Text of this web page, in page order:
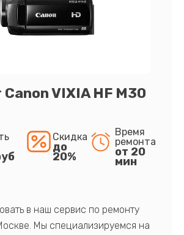
VIXIA HF M30
Скидка
до
20%
Время
ремонта
от 20
мин
в наш сервис по ремонту
Мы специализируемся на